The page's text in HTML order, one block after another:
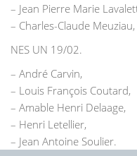
– Jean Pierre Marie
– Charles-Claude Meuziau,
NES UN 19/02.
– André Carvin,
– Louis François Coutard,
– Amable Henri Delaage,
– Henri Letellier,
– Jean Antoine Soulier.